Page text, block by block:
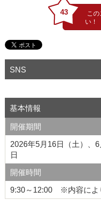
43
SNS
基本情報
開催期間
2026年5月16日（土）、
日
開催時間
9:30～12:00 ※内容によ